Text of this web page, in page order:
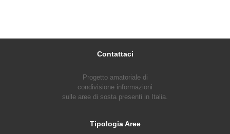
Contattaci
Progetto amatoriale di
condivisione informazioni
sulle aree di sosta presenti in Italia.
Tipologia Aree